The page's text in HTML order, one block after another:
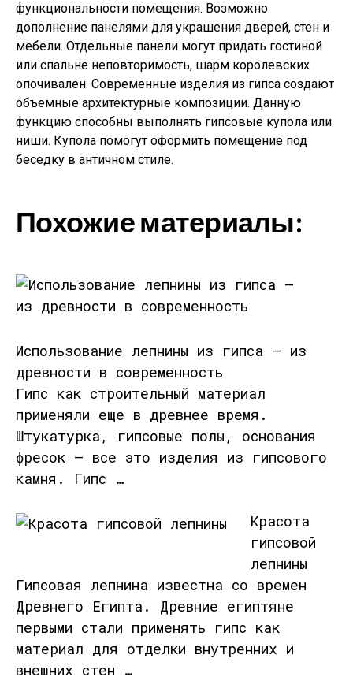
функциональности помещения. Возможно
дополнение панелями для украшения дверей, стен и
мебели. Отдельные панели могут придать гостиной
или спальне неповторимость, шарм королевских
опочивален. Современные изделия из гипса создают
объемные архитектурные композиции. Данную
функцию способны выполнять гипсовые купола или
ниши. Купола помогут оформить помещение под
беседку в античном стиле.
Похожие материалы:
Использование лепнины из гипса – из
древности в современность
Гипс как строительный материал
применяли еще в древнее время.
Штукатурка, гипсовые полы, основания
фресок – все это изделия из гипсового
камня. Гипс …
Красота
гипсовой
лепнины
Гипсовая лепнина известна со времен
Древнего Египта. Древние египтяне
первыми стали применять гипс как
материал для отделки внутренних и
внешних стен …